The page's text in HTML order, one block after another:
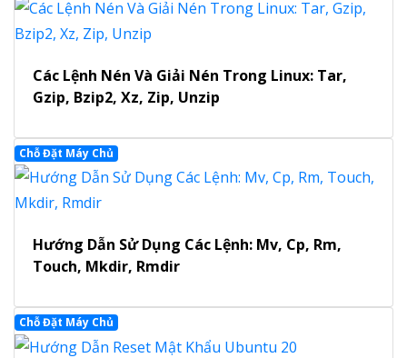
Các Lệnh Nén Và Giải Nén Trong Linux: Tar,
Gzip, Bzip2, Xz, Zip, Unzip
Chỗ Đặt Máy Chủ
Hướng Dẫn Sử Dụng Các Lệnh: Mv, Cp, Rm,
Touch, Mkdir, Rmdir
Chỗ Đặt Máy Chủ